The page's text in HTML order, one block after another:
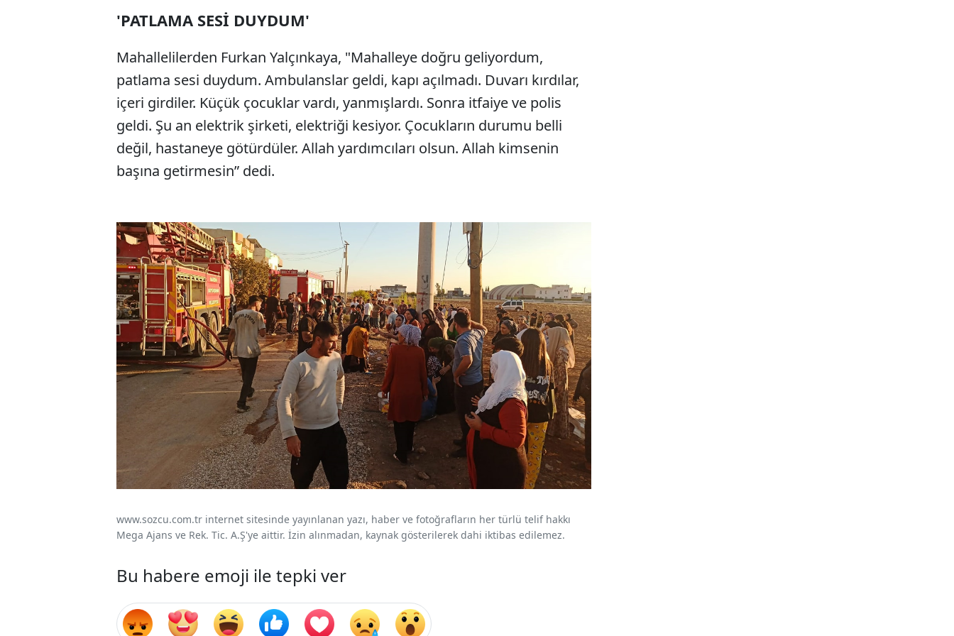
'PATLAMA SESİ DUYDUM'
Mahallelilerden Furkan Yalçınkaya, "Mahalleye doğru geliyordum,
patlama sesi duydum. Ambulanslar geldi, kapı açılmadı. Duvarı kırdılar,
içeri girdiler. Küçük çocuklar vardı, yanmışlardı. Sonra itfaiye ve polis
geldi. Şu an elektrik şirketi, elektriği kesiyor. Çocukların durumu belli
değil, hastaneye götürdüler. Allah yardımcıları olsun. Allah kimsenin
başına getirmesin” dedi.
www.sozcu.com.tr internet sitesinde yayınlanan yazı, haber ve fotoğrafların her türlü telif hakkı
Mega Ajans ve Rek. Tic. A.Ş'ye aittir. İzin alınmadan, kaynak gösterilerek dahi iktibas edilemez.
Bu habere emoji ile tepki ver